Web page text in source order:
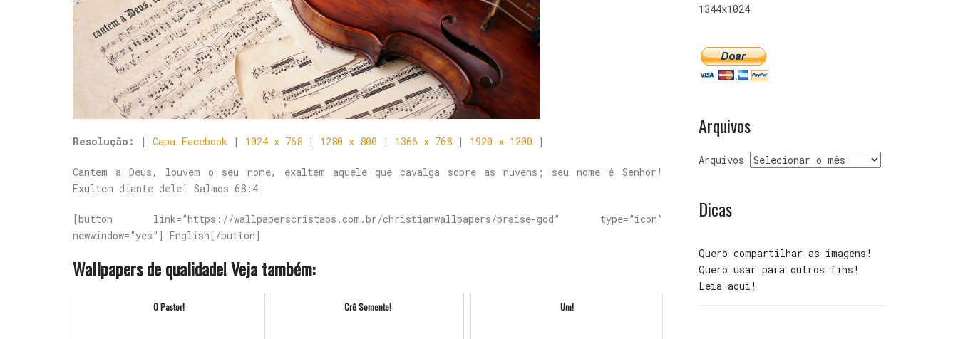
Resolução: | Capa Facebook | 1024 x 768 | 1280 x 800 | 1366 x 768 | 1920 x 1200 |
Cantem a Deus, louvem o seu nome, exaltem aquele que cavalga sobre as nuvens; seu nome é Senhor!
Exultem diante dele! Salmos 68:4
[button link=”https://wallpaperscristaos.com.br/christianwallpapers/praise-god” type=”icon”
newwindow=”yes”] English[/button]
Wallpapers de qualidade! Veja também:
O Pastor! Crê Somente! Um!
1344x1024
Arquivos
Arquivos
Dicas
Quero compartilhar as imagens!
Quero usar para outros fins!
Leia aqui!